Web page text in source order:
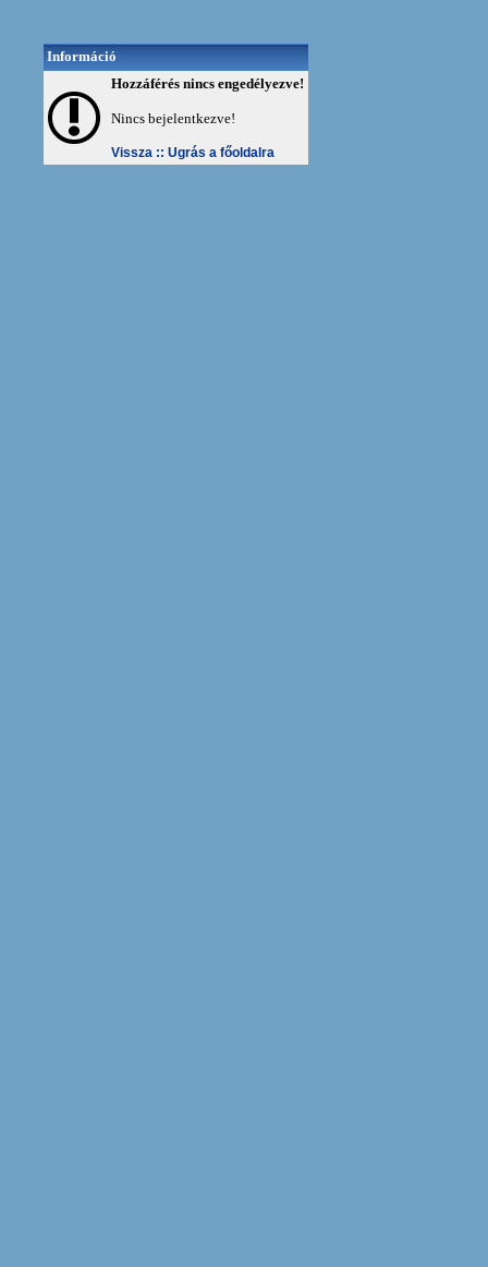
Információ
Hozzáférés nincs engedélyezve!
Nincs bejelentkezve!
Vissza :: Ugrás a főoldalra